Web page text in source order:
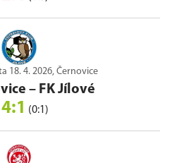
18. 4. 2026, Černovice
– FK Jílové
4:1 (0:1)